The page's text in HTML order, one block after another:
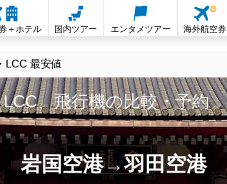
＋ホテル 国内ツアー エンタメツアー 海外航空券
最安値
、飛行機の比較・予約
岩国空港→羽田空港